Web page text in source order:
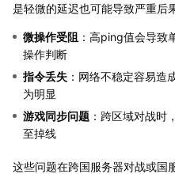
是轻微的延迟也可能导致严重后
微操作受阻 ：高ping值会导致
操作判断
指令丢失 ：网络不稳定容易造
为明显
游戏同步问题 ：跨区域对战时
至掉线
这些问题在跨国服务器对战或国